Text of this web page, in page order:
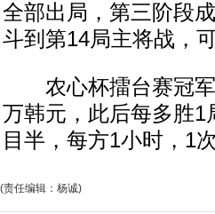
全部出局，第三阶段
斗到第14局主将战，
农心杯擂台赛冠军
万韩元，此后每多胜1
目半，每方1小时，1
(责任编辑：杨诚)